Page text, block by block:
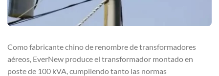
Como fabricante chino de renombre de transformadores
aéreos, EverNew produce el transformador montado en
poste de 100 kVA, cumpliendo tanto las normas